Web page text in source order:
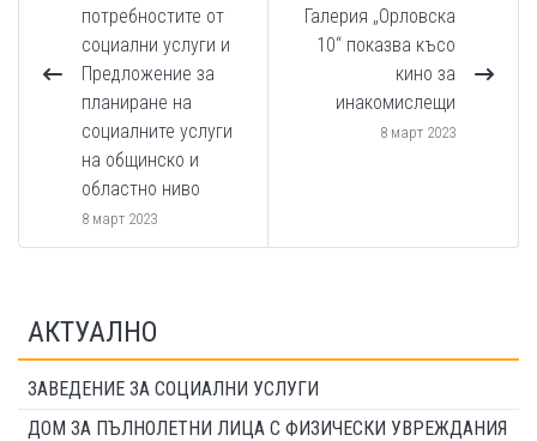
потребностите от
социални услуги и
Предложение за
планиране на
социалните услуги
на общинско и
областно ниво
8 март 2023
Галерия „Орловска
10“ показва късо
кино за
инакомислещи
8 март 2023
АКТУАЛНО
ЗАВЕДЕНИЕ ЗА СОЦИАЛНИ УСЛУГИ
ДОМ ЗА ПЪЛНОЛЕТНИ ЛИЦА С ФИЗИЧЕСКИ УВРЕЖДАНИЯ